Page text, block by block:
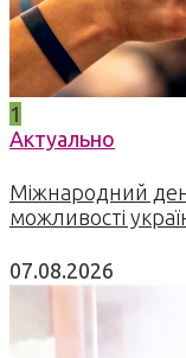
1
Актуально
Міжнародний
можливості
07.08.2026